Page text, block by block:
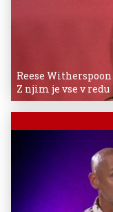
Reese
Z njim je vse v redu